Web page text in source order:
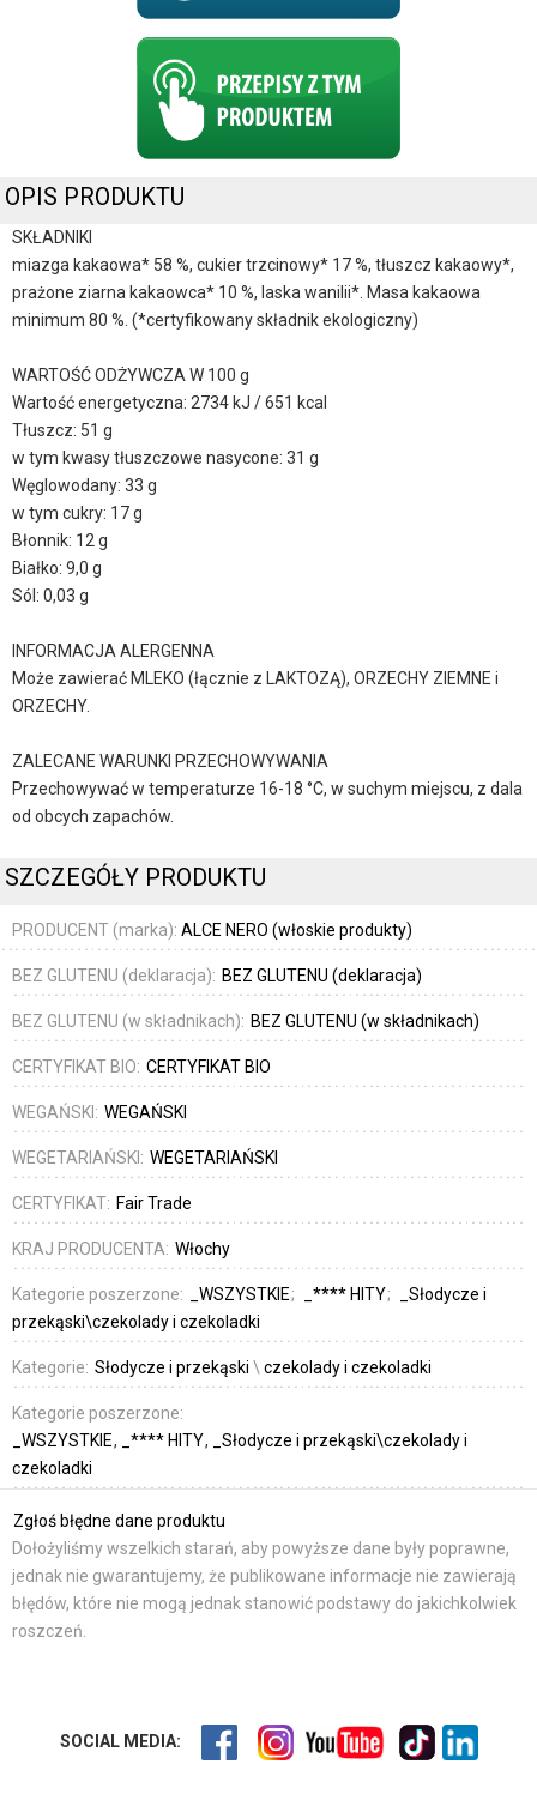
OPIS PRODUKTU
SKŁADNIKI
miazga kakaowa* 58 %, cukier trzcinowy* 17 %, tłuszcz kakaowy*,
prażone ziarna kakaowca* 10 %, laska wanilii*. Masa kakaowa
minimum 80 %. (*certyfikowany składnik ekologiczny)
WARTOŚĆ ODŻYWCZA W 100 g
Wartość energetyczna: 2734 kJ / 651 kcal
Tłuszcz: 51 g
w tym kwasy tłuszczowe nasycone: 31 g
Węglowodany: 33 g
w tym cukry: 17 g
Błonnik: 12 g
Białko: 9,0 g
Sól: 0,03 g
INFORMACJA ALERGENNA
Może zawierać MLEKO (łącznie z LAKTOZĄ), ORZECHY ZIEMNE i
ORZECHY.
ZALECANE WARUNKI PRZECHOWYWANIA
Przechowywać w temperaturze 16-18 °C, w suchym miejscu, z dala
od obcych zapachów.
SZCZEGÓŁY PRODUKTU
PRODUCENT (marka): ALCE NERO (włoskie produkty)
BEZ GLUTENU (deklaracja): BEZ GLUTENU (deklaracja)
BEZ GLUTENU (w składnikach): BEZ GLUTENU (w składnikach)
CERTYFIKAT BIO: CERTYFIKAT BIO
WEGAŃSKI: WEGAŃSKI
WEGETARIAŃSKI: WEGETARIAŃSKI
CERTYFIKAT: Fair Trade
KRAJ PRODUCENTA: Włochy
Kategorie poszerzone: _WSZYSTKIE _**** HITY
_Słodycze i
przekąski\czekolady i czekoladki
Kategorie: Słodycze i przekąski \ czekolady i czekoladki
Kategorie poszerzone:
_WSZYSTKIE
_**** HITY
_Słodycze i przekąski\czekolady i
czekoladki
Zgłoś błędne dane produktu
Dołożyliśmy wszelkich starań, aby powyższe dane były poprawne,
jednak nie gwarantujemy, że publikowane informacje nie zawierają
błędów, które nie mogą jednak stanowić podstawy do jakichkolwiek
roszczeń.
SOCIAL MEDIA: